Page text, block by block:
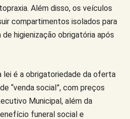
Além disso, os veículos
compartimentos isolados para
higienização obrigatória após
lei é a obrigatoriedade da oferta
“venda social”, com preços
Municipal, além da
funeral social e